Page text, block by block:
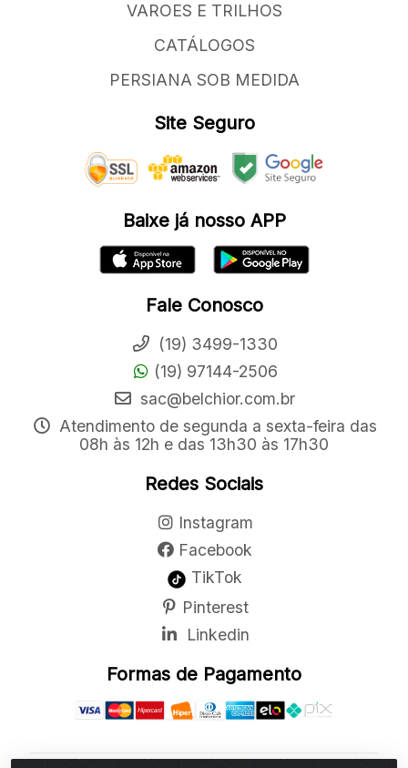
VAROES E TRILHOS
CATÁLOGOS
PERSIANA SOB MEDIDA
Site Seguro
Baixe já nosso APP
Fale Conosco
(19) 3499-1330
(19) 97144-2506
sac@belchior.com.br
Atendimento de segunda a sexta-feira das
08h às 12h e das 13h30 às 17h30
Redes Sociais
Instagram
Facebook
TikTok
Pinterest
Linkedin
Formas de Pagamento